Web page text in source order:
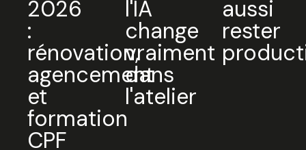
2026
:
rénovation,
agencement
et
formation
CPF
l'IA
change
vraiment
dans
l'atelier
aussi
rester